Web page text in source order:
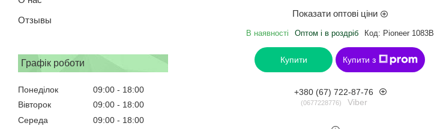
Отзывы
Графік роботи
Понеділок 09:00
18:00
Вівторок
09:00
18:00
Середа
09:00
18:00
Показати оптові ціни
В наявності Оптом і в роздріб Код: Pioneer 1083B
Купити Купити з
+380 (67) 722-87-76
0677228776 Viber